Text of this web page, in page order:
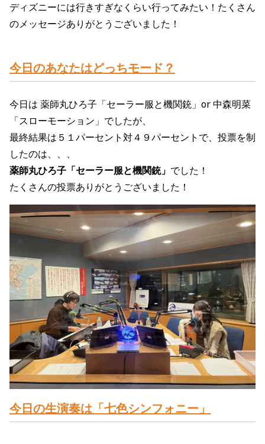
ディズニーには行きすぎなくらい行ってみたい！たくさん
のメッセージありがとうございました！
今日のあなたはどっちモード？
今日は 薬師丸ひろ子「セーラー服と機関銃」or 中森明菜
「スローモーション」 でしたが、
最終結果は５１パーセント対４９パーセントで、投票を制
したのは、、、
薬師丸ひろ子「セーラー服と機関銃」 でした！
たくさんの投票ありがとうございました！
今日の生演奏は「七色シンフォニー」